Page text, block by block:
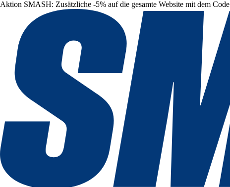
Aktion SMASH: Zusätzliche -5% auf die gesamte Website mit dem Code